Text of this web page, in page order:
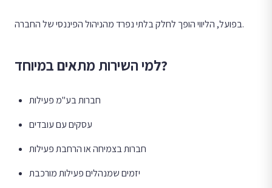
בפועל, הליווי הופך לחלק בלתי נפרד מהניהול הפיננסי של החברה.
למי השירות מתאים במיוחד?
חברות בע"מ פעילות
עסקים עם עובדים
חברות בצמיחה או הרחבת פעילות
יזמים שמנהלים פעילות מורכבת